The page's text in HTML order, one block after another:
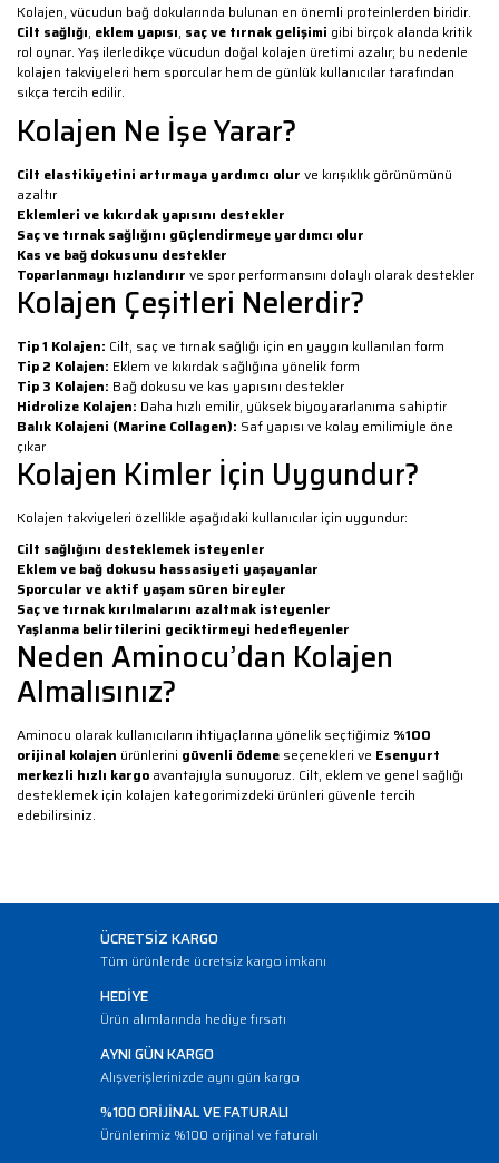
Kolajen, vücudun bağ dokularında bulunan en önemli proteinlerden biridir.
Cilt sağlığı, eklem yapısı, saç ve tırnak gelişimi gibi birçok alanda kritik
rol oynar. Yaş ilerledikçe vücudun doğal kolajen üretimi azalır; bu nedenle
kolajen takviyeleri hem sporcular hem de günlük kullanıcılar tarafından
sıkça tercih edilir.
Kolajen Ne İşe Yarar?
Cilt elastikiyetini artırmaya yardımcı olur ve kırışıklık görünümünü
azaltır
Eklemleri ve kıkırdak yapısını destekler
Saç ve tırnak sağlığını güçlendirmeye yardımcı olur
Kas ve bağ dokusunu destekler
Toparlanmayı hızlandırır ve spor performansını dolaylı olarak destekler
Kolajen Çeşitleri Nelerdir?
Tip 1 Kolajen: Cilt, saç ve tırnak sağlığı için en yaygın kullanılan form
Tip 2 Kolajen: Eklem ve kıkırdak sağlığına yönelik form
Tip 3 Kolajen: Bağ dokusu ve kas yapısını destekler
Hidrolize Kolajen: Daha hızlı emilir, yüksek biyoyararlanıma sahiptir
Balık Kolajeni (Marine Collagen): Saf yapısı ve kolay emilimiyle öne
çıkar
Kolajen Kimler İçin Uygundur?
Kolajen takviyeleri özellikle aşağıdaki kullanıcılar için uygundur:
Cilt sağlığını desteklemek isteyenler
Eklem ve bağ dokusu hassasiyeti yaşayanlar
Sporcular ve aktif yaşam süren bireyler
Saç ve tırnak kırılmalarını azaltmak isteyenler
Yaşlanma belirtilerini geciktirmeyi hedefleyenler
Neden Aminocu’dan Kolajen
Almalısınız?
Aminocu olarak kullanıcıların ihtiyaçlarına yönelik seçtiğimiz %100
orijinal kolajen ürünlerini güvenli ödeme seçenekleri ve Esenyurt
merkezli hızlı kargo avantajıyla sunuyoruz. Cilt, eklem ve genel sağlığı
desteklemek için kolajen kategorimizdeki ürünleri güvenle tercih
edebilirsiniz.
ÜCRETSİZ KARGO
Tüm ürünlerde ücretsiz kargo imkanı
HEDİYE
Ürün alımlarında hediye fırsatı
AYNI GÜN KARGO
Alışverişlerinizde aynı gün kargo
%100 ORİJİNAL VE FATURALI
Ürünlerimiz %100 orijinal ve faturalı